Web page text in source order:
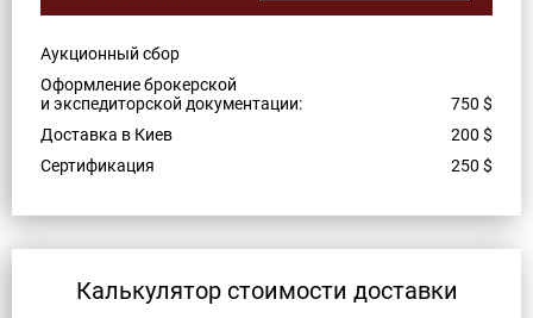
Аукционный сбор
Оформление брокерской
и экспедиторской документации:
750 $
Доставка в Киев
200 $
Сертификация
250 $
Калькулятор стоимости доставки